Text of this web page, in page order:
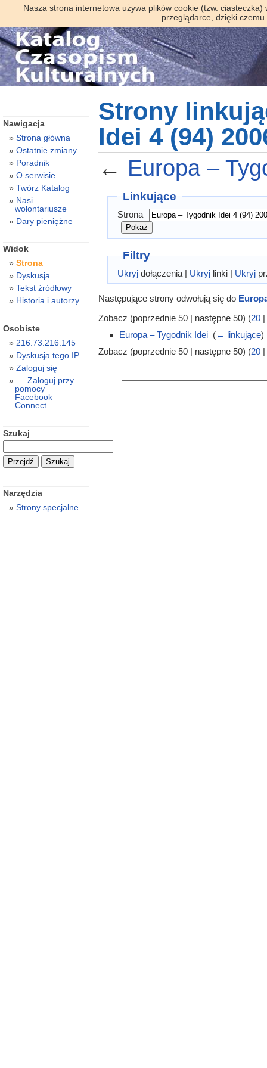
Nasza strona internetowa używa plików cookie (tzw.
przeglądarce, dzięki
Strony
Idei 4 (94)
← Europa –
Linkujące
Strona
Filtry
Ukryjdołączenia | Ukryjlinki | Ukryj
Następujące strony odwołują się do
Zobacz (poprzednie 50 | następne 50) (20|
Europa – Tygodnik Idei‎ (← linkujące)
Zobacz (poprzednie 50 | następne 50) (20|
Nawigacja
Strona główna
Ostatnie zmiany
Poradnik
O serwisie
Twórz Katalog
Nasi
wolontariusze
Dary pieniężne
Widok
Strona
Dyskusja
Tekst źródłowy
Historia i autorzy
Osobiste
216.73.216.145
Dyskusja tego IP
Zaloguj się
Zaloguj przy
pomocy
Facebook
Connect
Szukaj
Narzędzia
Strony specjalne